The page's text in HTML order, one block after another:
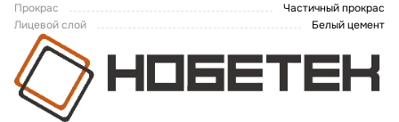
Прокрас
Частичный прокрас
Лицевой слой
Белый цемент